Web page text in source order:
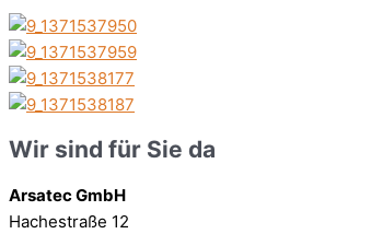
Wir sind für Sie da
Arsatec GmbH
Hachestraße 12